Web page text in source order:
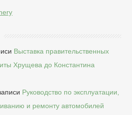
Выставка правительственных
Хрущева до Константина
Руководство по эксплуатации,
и ремонту автомобилей